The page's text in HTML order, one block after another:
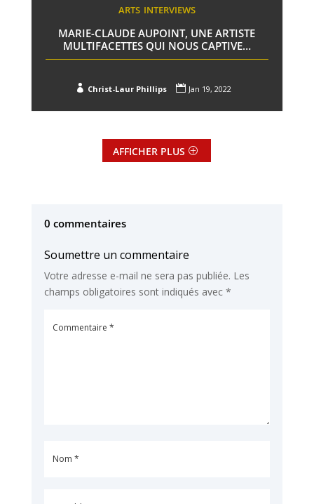
ARTS INTERVIEWS
MARIE-CLAUDE AUPOINT, UNE ARTISTE
MULTIFACETTES QUI NOUS CAPTIVE…
 Christ-Laur Phillips  Jan 19, 2022
AFFICHER PLUS
0 commentaires
Soumettre un commentaire
Votre adresse e-mail ne sera pas publiée. Les
champs obligatoires sont indiqués avec *